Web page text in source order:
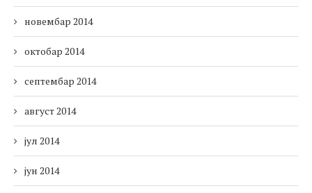
новембар 2014
октобар 2014
септембар 2014
август 2014
јул 2014
јун 2014